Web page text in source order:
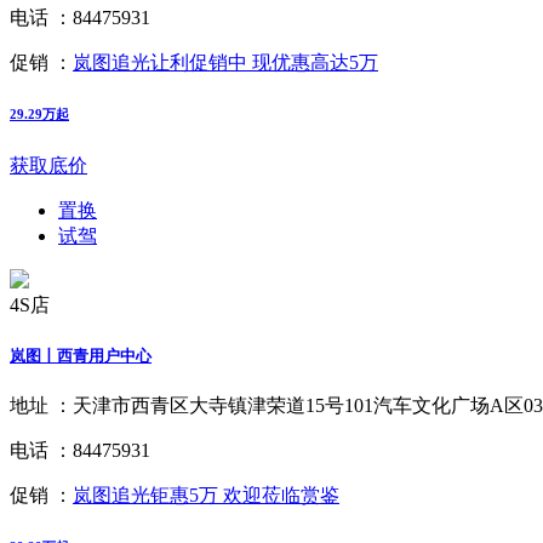
电话 ： 84475931
促销 ： 岚图追光让利促销中 现优惠高达5万
29.29万起
获取底价
置换
试驾
4S店
岚图丨西青用户中心
地址 ： 天津市西青区大寺镇津荣道15号101汽车文化广场A区
电话 ： 84475931
促销 ： 岚图追光钜惠5万 欢迎莅临赏鉴